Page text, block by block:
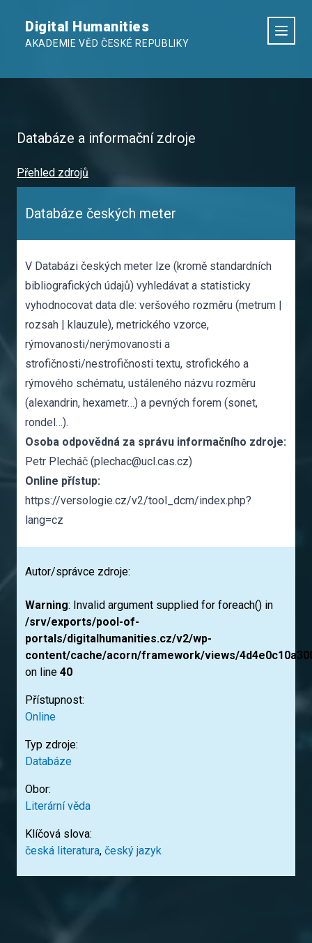
Digital Humanities
AKADEMIE VĚD ČESKÉ REPUBLIKY
Databáze a informační zdroje
Přehled zdrojů
Databáze českých meter
V Databázi českých meter lze (kromě standardních
bibliografických údajů) vyhledávat a statisticky
vyhodnocovat data dle: veršového rozměru (metrum |
rozsah | klauzule), metrického vzorce,
rýmovanosti/nerýmovanosti a
strofičnosti/nestrofičnosti textu, strofického a
rýmového schématu, ustáleného názvu rozměru
(alexandrin, hexametr…) a pevných forem (sonet,
rondel…).
Osoba odpovědná za správu informačního zdroje:
Petr Plecháč (plechac@ucl.cas.cz)
Online přístup:
https://versologie.cz/v2/tool_dcm/index.php?
lang=cz
Autor/správce zdroje:
Warning: Invalid argument supplied for foreach() in
/srv/exports/pool-of-
portals/digitalhumanities.cz/v2/wp-
content/cache/acorn/framework/views/
on line 40
Přístupnost:
Online
Typ zdroje:
Databáze
Obor:
Literární věda
Klíčová slova:
česká literatura, český jazyk